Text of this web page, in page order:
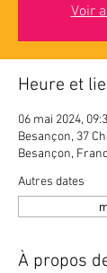
Voir
Heure et
06 mai 2024,
Besançon, 37
Besançon,
Autres dates
À propos